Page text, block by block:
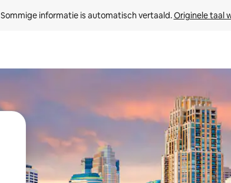
Sommige informatie is automatisch vertaald. Originele taal